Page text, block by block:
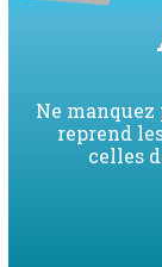
Ne
reprend
celles